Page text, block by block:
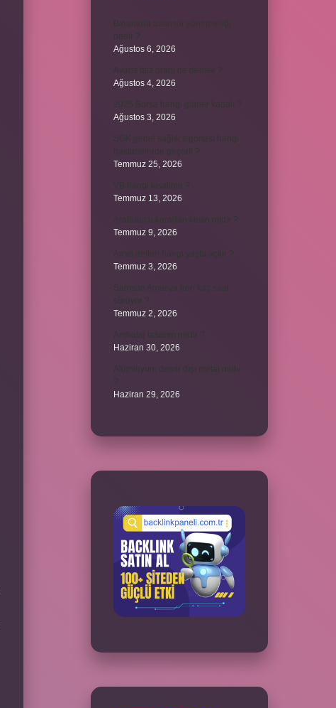
Ağustos 6, 2026
Ağustos 4, 2026
Ağustos 3, 2026
Temmuz 25, 2026
Temmuz 13, 2026
Temmuz 9, 2026
Temmuz 3, 2026
Temmuz 2, 2026
Haziran 30, 2026
Haziran 29, 2026